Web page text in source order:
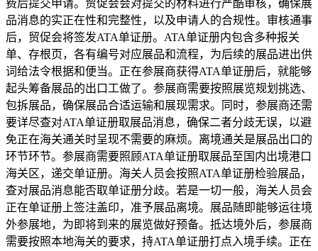
费后提交申请。贸促会会对提交的材料进行严酷审核，确保展
品消息的实正在性和完整性，以及申请人的合规性。审核通事
后，贸促会将签发ATA单证册。ATA单证册内包含多种报关
单、存根页，各有编号对应展品和流程，为后续的展品进出供
词给法令根据和便当。正在参展商获得ATA单证册后，就能够
起头筹备展品的出口工做了。参展商需要按照展览规划挑选、
包拆展品，确保展品合适运输和展现需求。同时，参展商还需
要详尽查对ATA单证册取展品消息，确保二者分歧无误，以避
免正在海关通关时呈现不需要的麻烦。离境通关是展品出口的
环节环节。参展商需要照顾ATA单证册取展品至国内出境港口
海关区，递交单证册。海关人员会按照ATA单证册检验展品，
查对展品消息能否取单证册分歧。若是一切一般，海关人员会
正在单证册上签注盖印，准予展品离境。展品随即能够运往境
外参展地，为即将到来的展览做好预备。抵达境外后，参展商
需要按照本地海关的要求，持ATA单证册打点入境手续。正在